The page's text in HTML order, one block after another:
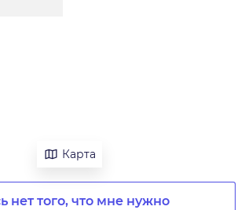
Карта
нет того, что мне нужно